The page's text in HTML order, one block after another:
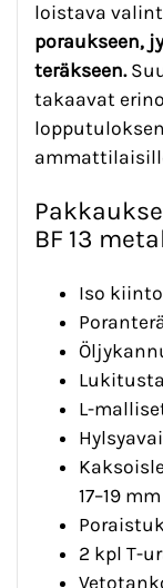
loistava
poraukseen,
teräkseen.
takaavat
BF 13
Iso
L-
17–19 mm
2 kpl T-